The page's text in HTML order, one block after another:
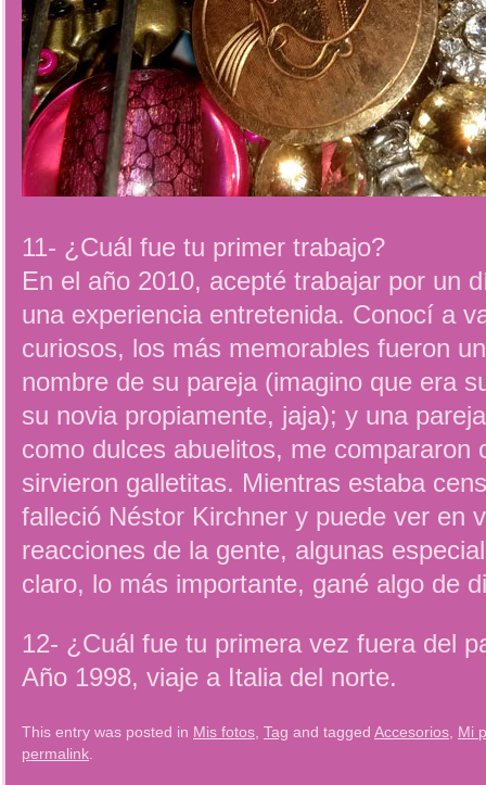
11- ¿Cuál fue tu primer trabajo?
En el año 2010, acepté trabajar por un
una experiencia entretenida. Conocí a
curiosos, los más memorables fueron
nombre de su pareja (imagino que era
su novia propiamente, jaja); y una
como dulces abuelitos, me compararon
sirvieron galletitas. Mientras estaba
falleció Néstor Kirchner y puede ver en
reacciones de la gente, algunas
claro, lo más importante, gané algo de
12- ¿Cuál fue tu primera vez fuera del
Año 1998, viaje a Italia del norte.
This entry was posted in Mis fotos Tag and tagged Accesorios Mi
permalink